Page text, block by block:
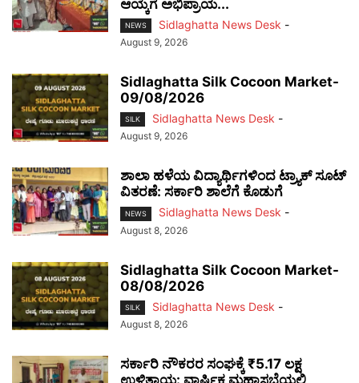
ಆಯ್ಕೆಗೆ ಅಭಿಪ್ರಾಯ...
NEWS Sidlaghatta News Desk -
August 9, 2026
Sidlaghatta Silk Cocoon Market-
09/08/2026
SILK Sidlaghatta News Desk -
August 9, 2026
ಶಾಲಾ ಹಳೆಯ ವಿದ್ಯಾರ್ಥಿಗಳಿಂದ ಟ್ರ್ಯಾಕ್‌ ಸೂಟ್
ವಿತರಣೆ: ಸರ್ಕಾರಿ ಶಾಲೆಗೆ ಕೊಡುಗೆ
NEWS Sidlaghatta News Desk -
August 8, 2026
Sidlaghatta Silk Cocoon Market-
08/08/2026
SILK Sidlaghatta News Desk -
August 8, 2026
ಸರ್ಕಾರಿ ನೌಕರರ ಸಂಘಕ್ಕೆ ₹5.17 ಲಕ್ಷ
ಉಳಿತಾಯ: ವಾರ್ಷಿಕ ಮಹಾಸಭೆಯಲ್ಲಿ